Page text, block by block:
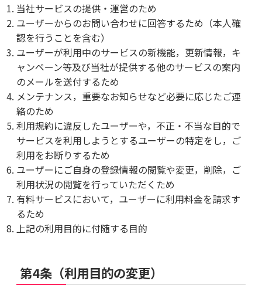
当社サービスの提供・運営のため
ユーザーからのお問い合わせに回答するため（本人確
認を行うことを含む）
ユーザーが利用中のサービスの新機能，更新情報，キ
ャンペーン等及び当社が提供する他のサービスの案内
のメールを送付するため
メンテナンス，重要なお知らせなど必要に応じたご連
絡のため
利用規約に違反したユーザーや，不正・不当な目的で
サービスを利用しようとするユーザーの特定をし，ご
利用をお断りするため
ユーザーにご自身の登録情報の閲覧や変更，削除，ご
利用状況の閲覧を行っていただくため
有料サービスにおいて，ユーザーに利用料金を請求す
るため
上記の利用目的に付随する目的
第4条（利用目的の変更）